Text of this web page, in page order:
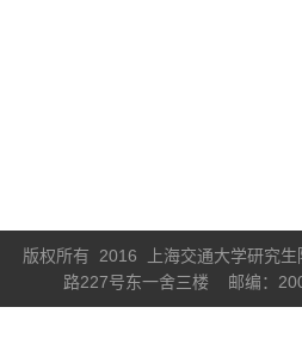
版权所有 2016 上海交通大学研究
路227号东一舍三楼 邮编：